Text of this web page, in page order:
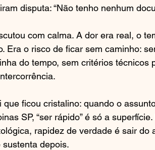
disputa: “Não tenho nenhum
com calma. A dor era real, o
Era o risco de ficar sem caminho:
do tempo, sem critérios técnicos
que ficou cristalino: quando o
SP, “ser rápido” é só a
rapidez de verdade é sair
sustenta depois.